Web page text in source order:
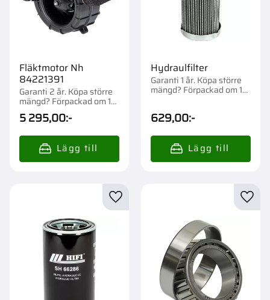
Fläktmotor Nh
84221391
Garanti 2 år. Köpa större
mängd? Förpackad om 1
st.
5 295,00:-
Hydraulfilter
Garanti 1 år. Köpa större
mängd? Förpackad om 1
629,00:-
Lägg till i favoriter